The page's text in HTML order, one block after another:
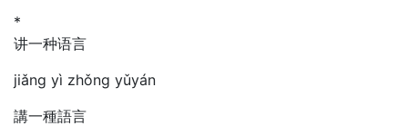
*
讲一种语言
jiǎng yì zhǒng yǔyán
講一種語言